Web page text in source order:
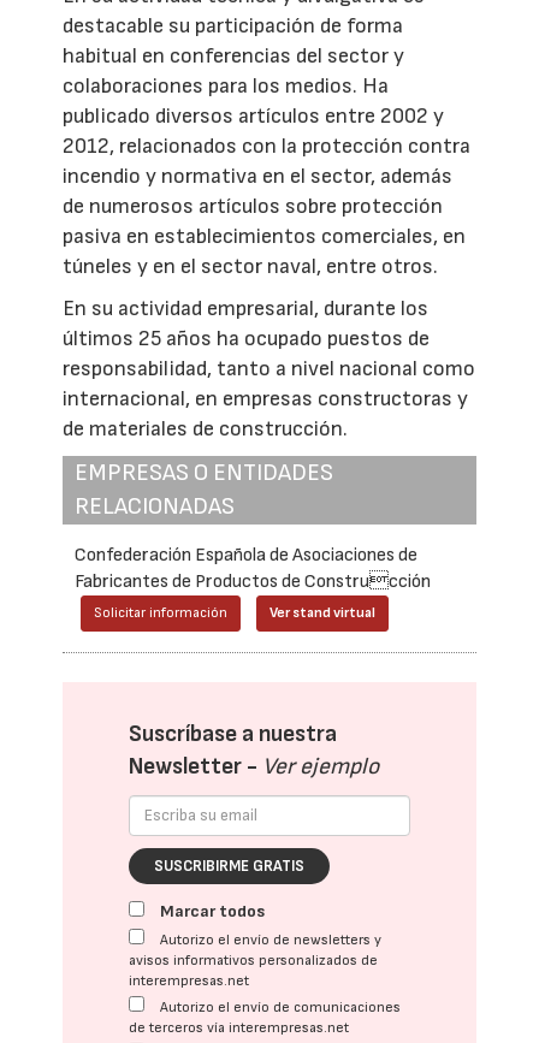
destacable su participación de forma
habitual en conferencias del sector y
colaboraciones para los medios. Ha
publicado diversos artículos entre 2002 y
2012, relacionados con la protección contra
incendio y normativa en el sector, además
de numerosos artículos sobre protección
pasiva en establecimientos comerciales, en
túneles y en el sector naval, entre otros.
En su actividad empresarial, durante los
últimos 25 años ha ocupado puestos de
responsabilidad, tanto a nivel nacional como
internacional, en empresas constructoras y
de materiales de construcción.
EMPRESAS O ENTIDADES
RELACIONADAS
Confederación Española de Asociaciones de
Fabricantes de Productos de Construcción
Solicitar información Ver stand virtual
Suscríbase a nuestra
Newsletter - Ver ejemplo
SUSCRIBIRME GRATIS
Marcar todos
Autorizo el envío de newsletters y
avisos informativos personalizados de
interempresas.net
Autorizo el envío de comunicaciones
de terceros vía interempresas.net